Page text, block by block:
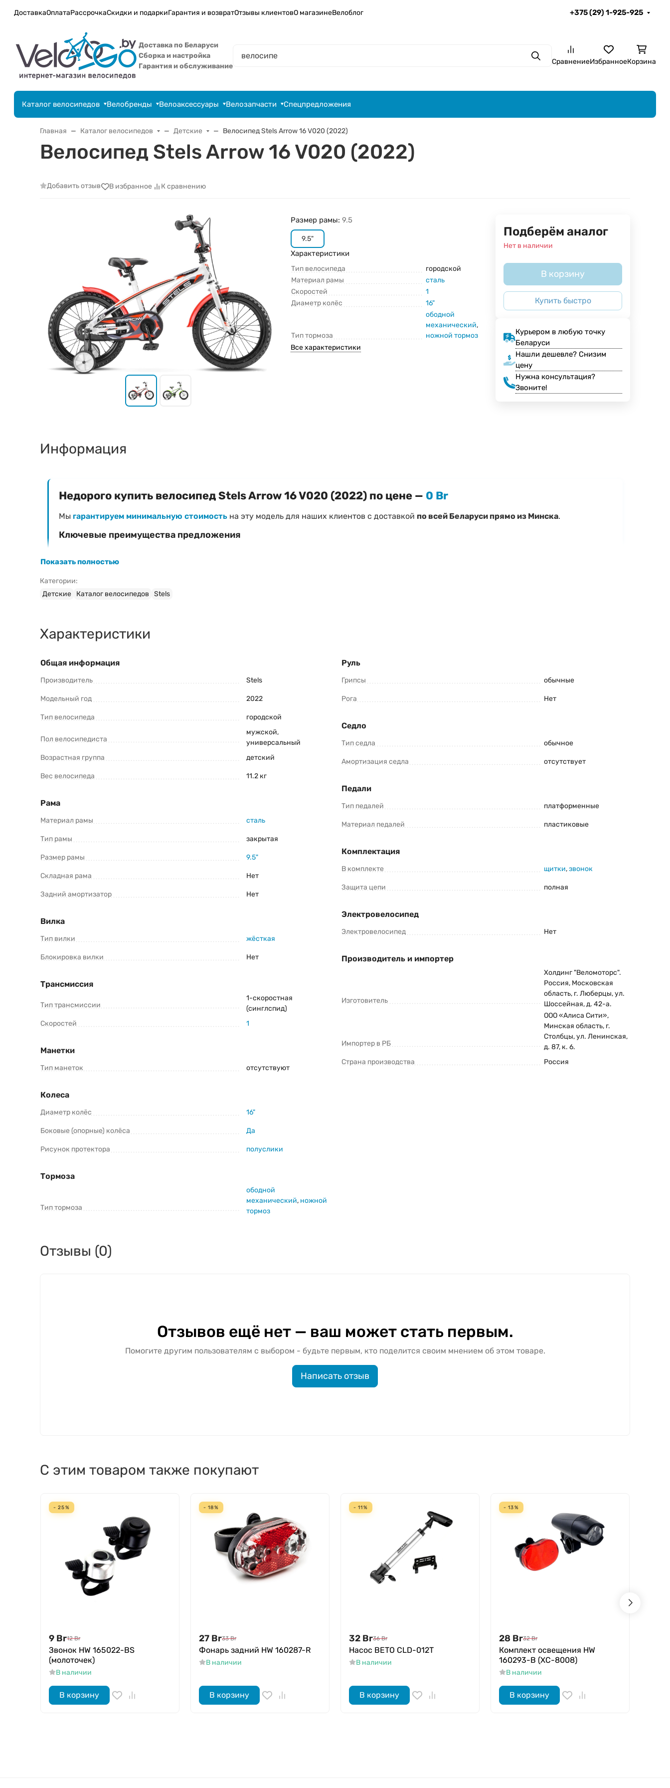
ДоставкаОплатаРассрочкаСкидки и подаркиГарантия и возвратОтзывы клиентовО магазинеВелоблог +375 (29) 1-925-925
Доставка по Беларуси
Сборка и настройка
Гарантия и обслуживание
ПоискСравнениеИзбранноеКорзина
Каталог велосипедов Велобренды Велоаксессуары Велозапчасти Спецпредложения
Главная Каталог велосипедов Детские Велосипед Stels Arrow 16 V020 (2022)
Велосипед Stels Arrow 16 V020 (2022)
Добавить отзыв В избранное К сравнению
Размер рамы:9.5
9.5"
Характеристики
Тип велосипеда
городской
Материал рамы
сталь
Скоростей
1
Диаметр колёс
16"
Тип тормоза
ободной
механический,
ножной тормоз
Все характеристики
Подберём аналог
Нет в наличии
В корзину
Купить быстро
Курьером в любую точку
Беларуси
Нашли дешевле? Снизим
цену
Нужна консультация?
Звоните!
Информация
Недорого купить велосипед Stels Arrow 16 V020 (2022) по цене — 0 Br
Мы гарантируем минимальную стоимость на эту модель для наших клиентов с доставкой по всей Беларуси прямо из Минска.
Ключевые преимущества предложения
Затрудняетесь с выбором модели?
Свяжитесь с консультантом для быстрого ответа!
Наш менеджер поможет подтвердить наличие, уточнить характеристики Stels
Arrow 16 V020 (2022) и оформить заказ.
Консультация и оформление заказа:
*Информация о товаре предоставлена для ознакомления. Производители оставляют за собой право изменять внешний вид, характеристики и комплектацию товара предварительно не уведомляя
продавцов и потребителей. Прежде чем купить Stels Arrow 16 V020 (2022) уточните все важные для вас параметры велосипеда.
Показать полностью
Категории:
Детские
Каталог велосипедов Stels
Характеристики
Общая информация
Производитель Stels
Модельный год 2022
Тип велосипеда городской
Пол велосипедиста
мужской,
универсальный
Возрастная группа
детский
Вес велосипеда 11.2 кг
Рама
Материал рамы сталь
Тип рамы закрытая
Размер рамы 9.5"
Складная рама Нет
Задний амортизатор Нет
Вилка
Тип вилки жёсткая
Блокировка вилки Нет
Трансмиссия
Тип трансмиссии
1-скоростная
(синглспид)
Скоростей
1
Манетки
Тип манеток отсутствуют
Колеса
Диаметр колёс 16"
Боковые (опорные) колёса Да
Рисунок протектора полуслики
Тормоза
Тип тормоза
ободной
механический, ножной
тормоз
Руль
Грипсы обычные
Рога Нет
Седло
Тип седла обычное
Амортизация седла отсутствует
Педали
Тип педалей платформенные
Материал педалей пластиковые
Комплектация
В комплекте щитки,звонок
Защита цепи полная
Электровелосипед
Электровелосипед Нет
Производитель и импортер
Изготовитель
Холдинг "Веломоторс".
Россия, Московская
область, г. Люберцы, ул.
Шоссейная, д. 42-а.
Импортер в РБ
ООО «Алиса Сити»,
Минская область, г.
Столбцы, ул. Ленинская,
д. 87, к. 6.
Страна производства
Россия
Отзывы (0)
Отзывов ещё нет — ваш может стать первым.
Помогите другим пользователям с выбором - будьте первым, кто поделится своим мнением об этом товаре.
Написать отзыв
С этим товаром также покупают
- 25%
9 Br12 Br
Звонок HW 165022-BS
(молоточек)
В наличии
В корзину
- 18%
27 Br33 Br
Фонарь задний HW 160287-R
В наличии
В корзину
- 11%
32 Br36 Br
Насос BETO CLD-012T
В наличии
В корзину
- 13%
28 Br32 Br
Комплект освещения HW
160293-B (XC-8008)
В наличии
В корзину